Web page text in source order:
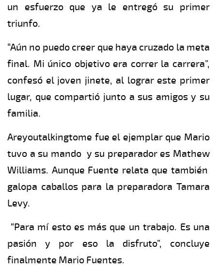
un esfuerzo que ya le entregó su primer
triunfo.
“Aún no puedo creer que haya cruzado la meta
final. Mi único objetivo era correr la carrera”,
confesó el joven jinete, al lograr este primer
lugar, que compartió junto a sus amigos y su
familia.
Areyoutalkingtome fue el ejemplar que Mario
tuvo a su mando y su preparador es Mathew
Williams. Aunque Fuente relata que también
galopa caballos para la preparadora Tamara
Levy.
“Para mí esto es más que un trabajo. Es una
pasión y por eso la disfruto”, concluye
finalmente Mario Fuentes.